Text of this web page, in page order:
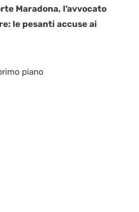
Maradona, l’avvocato
le pesanti accuse ai
piano